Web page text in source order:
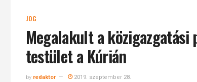
JOG
Megalakult a
testület a Kúrián
by redaktor 2019. szeptember 28.